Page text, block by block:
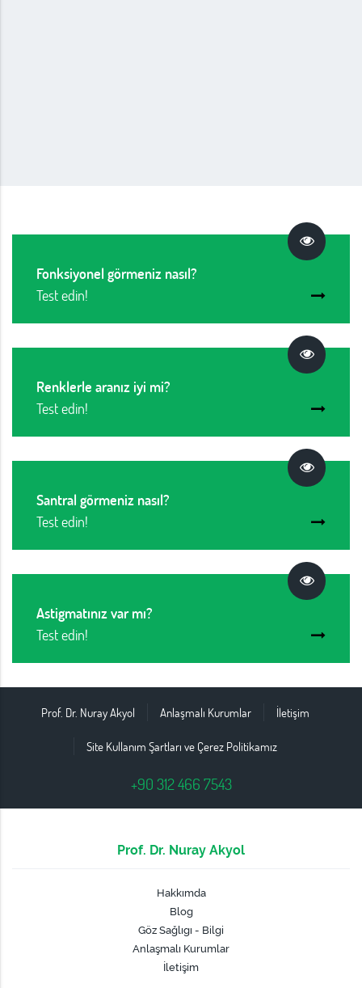
Fonksiyonel görmeniz nasıl?
Test edin!
Renklerle aranız iyi mi?
Test edin!
Santral görmeniz nasıl?
Test edin!
Astigmatınız var mı?
Test edin!
Prof. Dr. Nuray Akyol Anlaşmalı Kurumlar İletişim
Site Kullanım Şartları ve Çerez Politikamız
+90 312 466 7543
Prof. Dr. Nuray Akyol
Hakkımda
Blog
Göz Sağlıgı - Bilgi
Anlaşmalı Kurumlar
İletişim